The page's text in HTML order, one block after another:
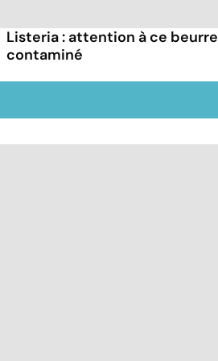
Listeria : attention à ce beurre
contaminé